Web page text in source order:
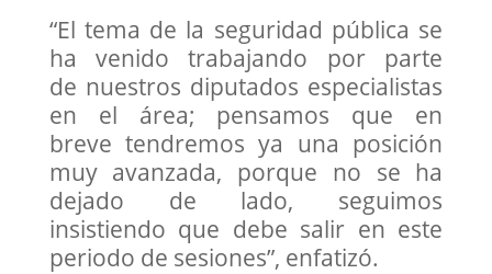
“El tema de la seguridad pública se
ha venido trabajando por parte
de nuestros diputados especialistas
en el área; pensamos que en
breve tendremos ya una posición
muy avanzada, porque no se ha
dejado de lado, seguimos
insistiendo que debe salir en este
periodo de sesiones”, enfatizó.